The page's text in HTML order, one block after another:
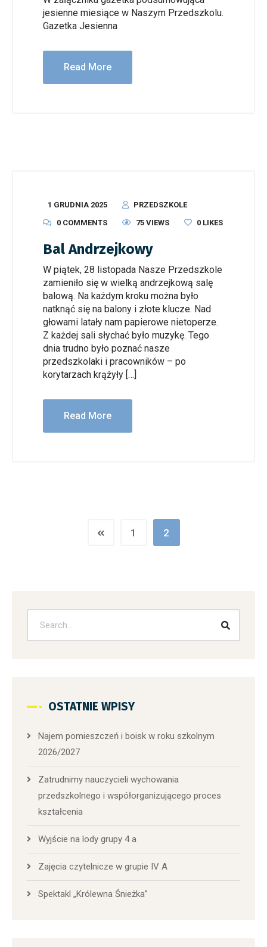
jesienne miesiące w Naszym Przedszkolu.
Gazetka Jesienna
Read More
1 GRUDNIA 2025
PRZEDSZKOLE
0 COMMENTS
75 VIEWS 0 LIKES
Bal Andrzejkowy
W piątek, 28 listopada Nasze Przedszkole
zamieniło się w wielką andrzejkową salę
balową. Na każdym kroku można było
natknąć się na balony i złote klucze. Nad
głowami latały nam papierowe nietoperze.
Z każdej sali słychać było muzykę. Tego
dnia trudno było poznać nasze
przedszkolaki i pracowników – po
korytarzach krążyły […]
Read More
1 2
OSTATNIE WPISY
Najem pomieszczeń i boisk w roku szkolnym
2026/2027
Zatrudnimy nauczycieli wychowania
przedszkolnego i współorganizującego proces
kształcenia
Wyjście na lody grupy 4 a
Zajęcia czytelnicze w grupie IV A
Spektakl „Królewna Śnieżka”